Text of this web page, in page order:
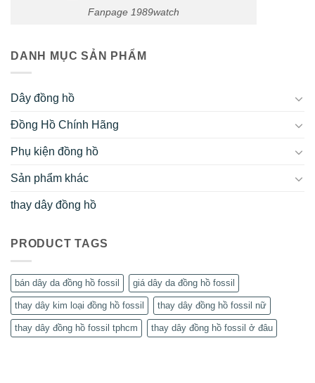
Fanpage 1989watch
DANH MỤC SẢN PHẨM
Dây đồng hồ
Đồng Hồ Chính Hãng
Phụ kiện đồng hồ
Sản phẩm khác
thay dây đồng hồ
PRODUCT TAGS
bán dây da đồng hồ fossil giá dây da đồng hồ fossil
thay dây kim loại đồng hồ fossil thay dây đồng hồ fossil nữ
thay dây đồng hồ fossil tphcm thay dây đồng hồ fossil ở đâu